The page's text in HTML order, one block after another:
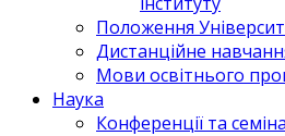
Положення
Дистанційне
Мови освітнього
Наука
Конференції та